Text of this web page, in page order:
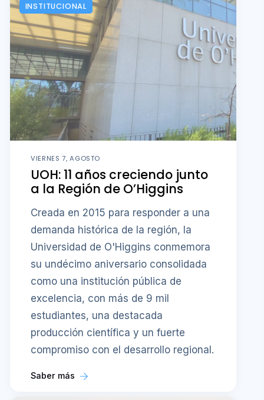
INSTITUCIONAL
VIERNES 7, AGOSTO
UOH: 11 años creciendo junto
a la Región de O’Higgins
Creada en 2015 para responder a una
demanda histórica de la región, la
Universidad de O'Higgins conmemora
su undécimo aniversario consolidada
como una institución pública de
excelencia, con más de 9 mil
estudiantes, una destacada
producción científica y un fuerte
compromiso con el desarrollo regional.
Saber más